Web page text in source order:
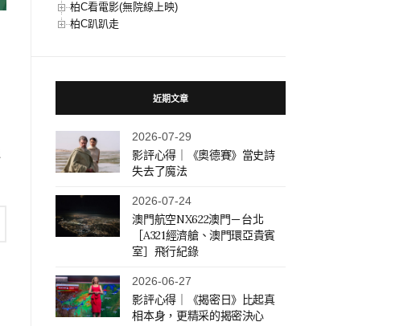
柏C看電影(無院線上映)
柏C趴趴走
近期文章
2026-07-29
影評心得｜《奧德賽》當史詩
失去了魔法
2026-07-24
澳門航空NX622澳門－台北
［A321經濟艙、澳門環亞貴賓
室］飛行紀錄
2026-06-27
影評心得｜《揭密日》比起真
相本身，更精采的揭密決心